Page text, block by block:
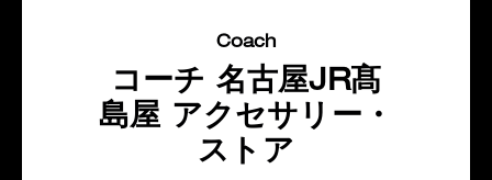
Coach
コーチ 名古屋JR髙
島屋 アクセサリー・
ストア